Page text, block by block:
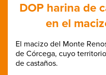
DOP harina de
en el
El macizo del Monte
de Córcega, cuyo
de castaños.